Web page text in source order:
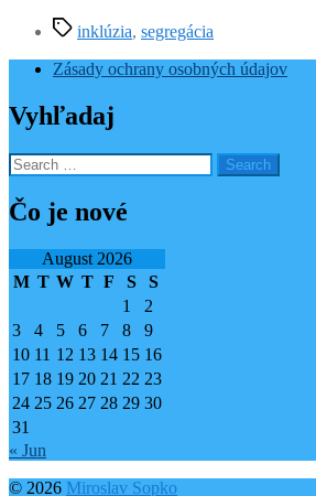
Tagsinklúzia, segregácia
Zásady ochrany osobných údajov
Vyhľadaj
Search
for:
Čo je nové
August 2026
M T W T F S
S
1
2
3
4 5 6 7 8
9
10 11 12 13 14 15 16
17 18 19 20 21 22 23
24 25 26 27 28 29 30
31
« Jun
© 2026 Miroslav Sopko